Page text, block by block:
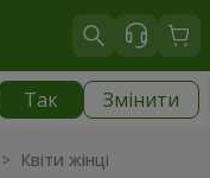
Так Змінити
Квіти жінці